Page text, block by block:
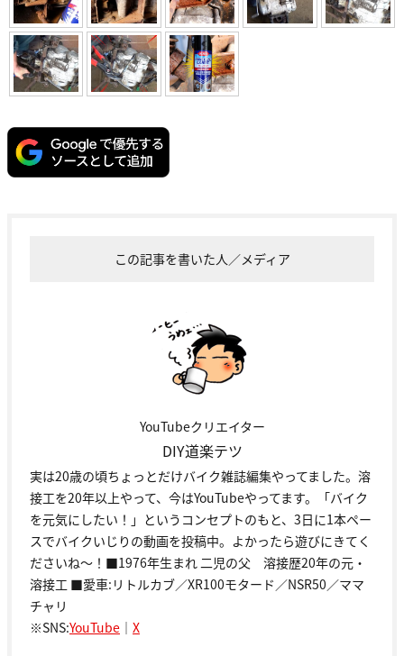
この記事を書いた人／メディア
YouTubeクリエイター
DIY道楽テツ
実は20歳の頃ちょっとだけバイク雑誌編集やってました。溶
接工を20年以上やって、今はYouTubeやってます。「バイク
を元気にしたい！」というコンセプトのもと、3日に1本ペー
スでバイクいじりの動画を投稿中。よかったら遊びにきてく
ださいね～！■1976年生まれ 二児の父 溶接歴20年の元・
溶接工 ■愛車:リトルカブ／XR100モタード／NSR50／ママ
チャリ
※SNS:YouTube ｜ X